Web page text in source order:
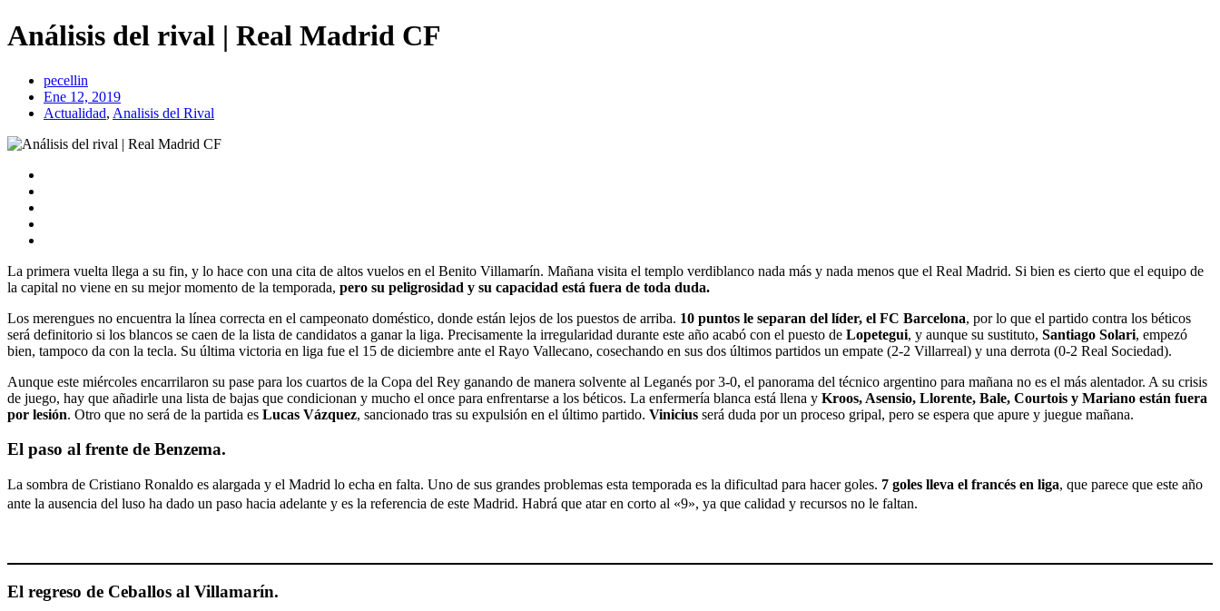
Análisis del rival | Real Madrid CF
pecellin
Ene 12, 2019
Actualidad, Analisis del Rival
La primera vuelta llega a su fin, y lo hace con una cita de altos vuelos en el Benito Villamarí­n. Mañana visita el templo verdiblanco nada más y nada menos que el Real Madrid. Si bien es cierto que el equipo de
la capital no viene en su mejor momento de la temporada, pero su peligrosidad y su capacidad está fuera de toda duda.
Los merengues no encuentra la línea correcta en el campeonato doméstico, donde están lejos de los puestos de arriba. 10 puntos le separan del líder, el FC Barcelona, por lo que el partido contra los béticos
será definitorio si los blancos se caen de la lista de candidatos a ganar la liga. Precisamente la irregularidad durante este año acabó con el puesto de Lopetegui, y aunque su sustituto, Santiago Solari, empezó
bien, tampoco da con la tecla. Su última victoria en liga fue el 15 de diciembre ante el Rayo Vallecano, cosechando en sus dos últimos partidos un empate (2-2 Villarreal) y una derrota (0-2 Real Sociedad).
Aunque este miércoles encarrilaron su pase para los cuartos de la Copa del Rey ganando de manera solvente al Leganés por 3-0, el panorama del técnico argentino para mañana no es el más alentador. A su crisis
de juego, hay que añadirle una lista de bajas que condicionan y mucho el once para enfrentarse a los béticos. La enfermerí­a blanca está llena y Kroos, Asensio, Llorente, Bale, Courtois y Mariano están fuera
por lesión. Otro que no será de la partida es Lucas Vázquez, sancionado tras su expulsión en el último partido. Vinicius será duda por un proceso gripal, pero se espera que apure y juegue mañana.
El paso al frente de Benzema.
La sombra de Cristiano Ronaldo es alargada y el Madrid lo echa en falta. Uno de sus grandes problemas esta temporada es la dificultad para hacer goles. 7 goles lleva el francés en liga, que parece que este año
ante la ausencia del luso ha dado un paso hacia adelante y es la referencia de este Madrid. Habrá que atar en corto al «9», ya que calidad y recursos no le faltan.
El regreso de Ceballos al Villamarín.